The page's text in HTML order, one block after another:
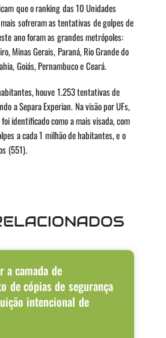
que o ranking das 10 Unidades
sofreram as tentativas de golpes de
ano foram as grandes metrópoles:
Minas Gerais, Paraná, Rio Grande do
Goiás, Pernambuco e Ceará.
houve 1.253 tentativas de
a Separa Experian. Na visão por UFs,
identificado como a mais visada, com
a cada 1 milhão de habitantes, e o
(551).
a camada de
de cópias de segurança
intencional de